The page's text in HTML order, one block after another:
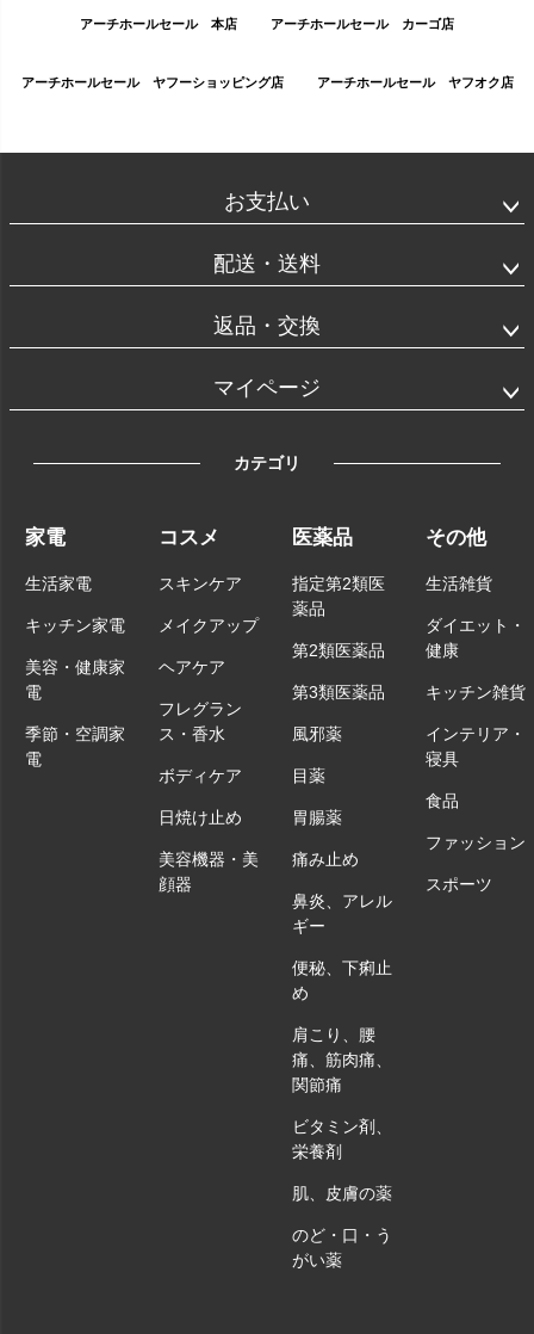
アーチホールセール 本店 アーチホールセール カーゴ店
アーチホールセール ヤフーショッピング店 アーチホールセール ヤフオク店
お支払い
配送・送料
返品・交換
マイページ
カテゴリ
家電
生活家電
キッチン家電
美容・健康家
電
季節・空調家
電
コスメ
スキンケア
メイクアップ
ヘアケア
フレグラン
ス・香水
ボディケア
日焼け止め
美容機器・美
顔器
医薬品
指定第2類医
薬品
第2類医薬品
第3類医薬品
風邪薬
目薬
胃腸薬
痛み止め
鼻炎、アレル
ギー
便秘、下痢止
め
肩こり、腰
痛、筋肉痛、
関節痛
ビタミン剤、
栄養剤
肌、皮膚の薬
のど・口・う
がい薬
その他
生活雑貨
ダイエット・
健康
キッチン雑貨
インテリア・
寝具
食品
ファッション
スポーツ